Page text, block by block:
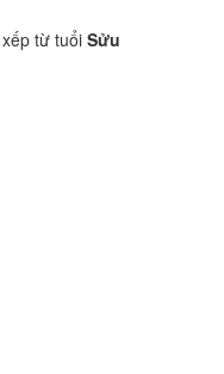
từ tuổi Sửu